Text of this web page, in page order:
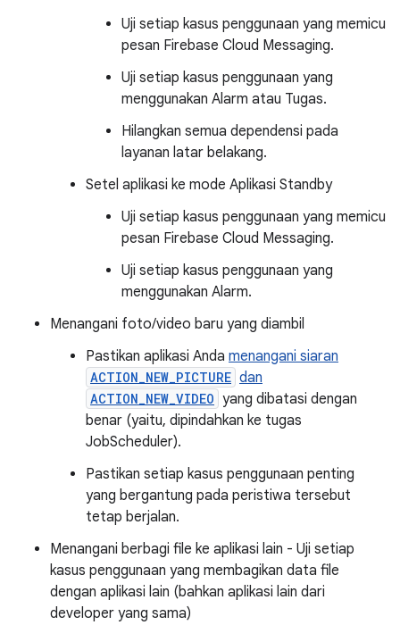
Uji setiap kasus penggunaan yang memicu
pesan Firebase Cloud Messaging.
Uji setiap kasus penggunaan yang
menggunakan Alarm atau Tugas.
Hilangkan semua dependensi pada
layanan latar belakang.
Setel aplikasi ke mode Aplikasi Standby
Uji setiap kasus penggunaan yang memicu
pesan Firebase Cloud Messaging.
Uji setiap kasus penggunaan yang
menggunakan Alarm.
Menangani foto/video baru yang diambil
Pastikan aplikasi Anda menangani siaran
ACTION_NEW_PICTURE dan
ACTION_NEW_VIDEO yang dibatasi dengan
benar (yaitu, dipindahkan ke tugas
JobScheduler).
Pastikan setiap kasus penggunaan penting
yang bergantung pada peristiwa tersebut
tetap berjalan.
Menangani berbagi file ke aplikasi lain - Uji setiap
kasus penggunaan yang membagikan data file
dengan aplikasi lain (bahkan aplikasi lain dari
developer yang sama)